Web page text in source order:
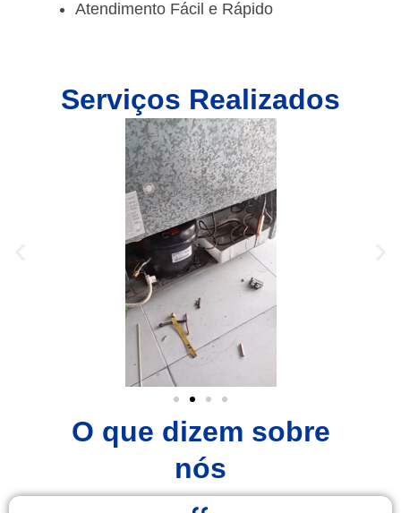
Atendimento Fácil e Rápido
Serviços Realizados
O que dizem sobre
nós